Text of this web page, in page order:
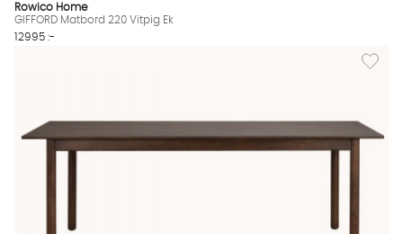
Rowico Home
GIFFORD Matbord 220 Vitpig Ek
12995 :-
Lägg